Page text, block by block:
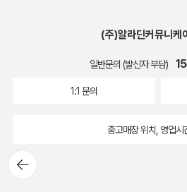
뒤로가
기
(주)알라딘커뮤니케
일반문의 (발신자 부담)
1:1 문의
중고매장 위치, 영업시